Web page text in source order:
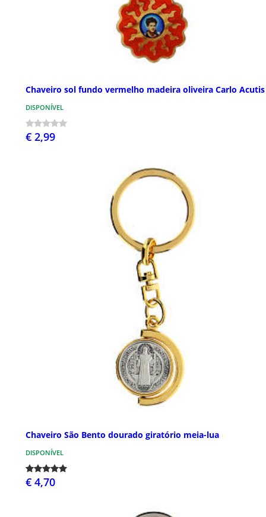
Chaveiro sol fundo vermelho madeira oliveira Carlo Acutis
DISPONÍVEL
€ 2,99
Chaveiro São Bento dourado giratório meia-lua
DISPONÍVEL
€ 4,70